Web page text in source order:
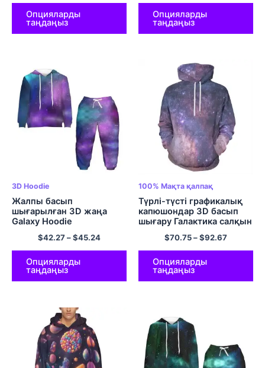
Опцияларды
таңдаңыз
Опцияларды
таңдаңыз
3D Hoodie
Жалпы басып
шығарылған 3D жаңа
Galaxy Hoodie
жиынтықтары
Графикалық капюшонды
свиттері мен балаларға
арналған шалбар
$42.27–$45.24
Опцияларды
таңдаңыз
100% Мақта қалпақ
Түрлі-түсті графикалық
капюшондар 3D басып
шығару Галактика салқын
капюшоны бар жемпір
100% Қалталы
қалпақшалары бар мақта
салқын дизайн 320GSM
мақта
$70.75–$92.67
Опцияларды
таңдаңыз